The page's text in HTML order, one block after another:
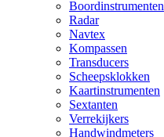
Boordinstrumenten
Radar
Navtex
Kompassen
Transducers
Scheepsklokken
Kaartinstrumenten
Sextanten
Verrekijkers
Handwindmeters